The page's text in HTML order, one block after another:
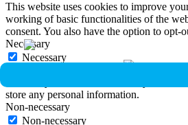
This website uses cookies to improve
working of basic functionalities of the
consent. You also have the option to
Necessary
Necessary
store any personal information.
Non-necessary
Non-necessary